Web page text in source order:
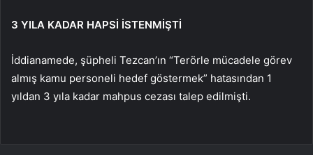
3 YILA KADAR HAPSİ İSTENMİŞTİ
İddianamede, şüpheli Tezcan’ın “Terörle mücadele görev
almış kamu personeli hedef göstermek” hatasından 1
yıldan 3 yıla kadar mahpus cezası talep edilmişti.